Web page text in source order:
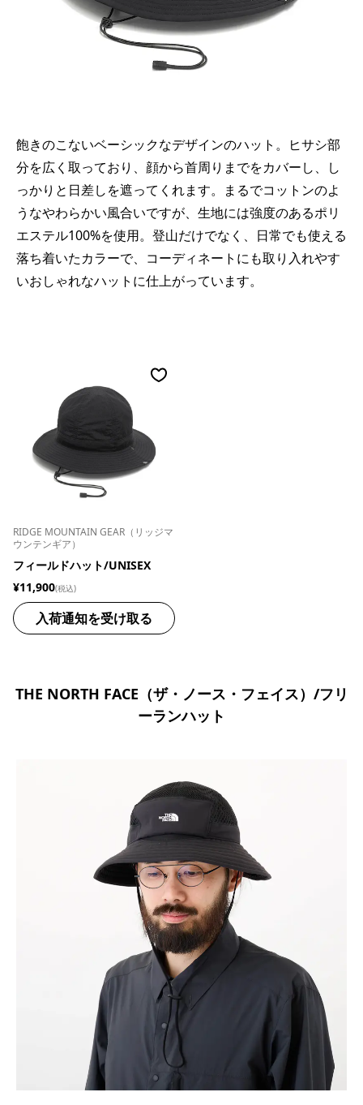
飽きのこないベーシックなデザインのハット。ヒサシ部
分を広く取っており、顔から首周りまでをカバーし、し
っかりと日差しを遮ってくれます。まるでコットンのよ
うなやわらかい風合いですが、生地には強度のあるポリ
エステル100%を使用。登山だけでなく、日常でも使える
落ち着いたカラーで、コーディネートにも取り入れやす
いおしゃれなハットに仕上がっています。
RIDGE MOUNTAIN GEAR（リッジマ
ウンテンギア）
フィールドハット/UNISEX
¥11,900(税込)
入荷通知を受け取る
THE NORTH FACE（ザ・ノース・フェイス）/フリ
ーランハット